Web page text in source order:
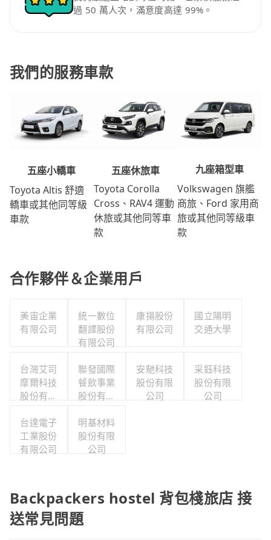
過 50 萬人次，滿意度高達 99%。
我們的服務車款
五座小轎車
Toyota Altis 舒適
轎車或其他同等級
車款
五座休旅車
Toyota Corolla
Cross、RAV4 運動
休旅或其他同等車
款
九座箱型車
Volkswagen 旗艦
商旅、Ford 家用商
旅或其他同等級車
款
合作夥伴＆企業用戶
美宙企業
有限公司
統一數位
翻譯股份
有限公司
康揚股份
有限公司
國立陽明
交通大學
台灣艾司
摩爾科技
股份有限
聯發國際
餐飲事業
股份有限
安馳科技
股份有限
公司
采鈺科技
股份有限
公司
台達電子
工業股份
有限公司
明基材料
股份有限
公司
Backpackers hostel 背包棧旅店 接
送常見問題